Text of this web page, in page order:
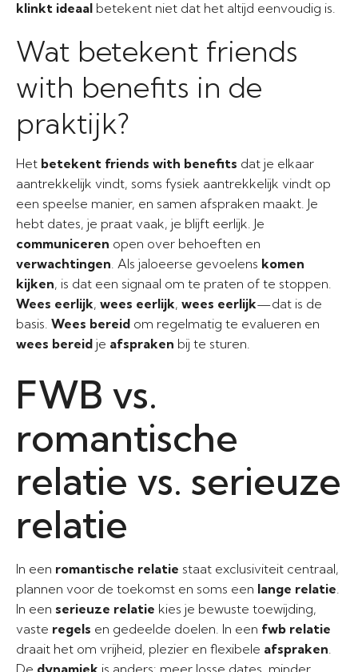
klinkt ideaal betekent niet dat het altijd eenvoudig is.
Wat betekent friends
with benefits in de
praktijk?
Het betekent friends with benefits dat je elkaar
aantrekkelijk vindt, soms fysiek aantrekkelijk vindt op
een speelse manier, en samen afspraken maakt. Je
hebt dates, je praat vaak, je blijft eerlijk. Je
communiceren open over behoeften en
verwachtingen. Als jaloeerse gevoelens komen
kijken, is dat een signaal om te praten of te stoppen.
Wees eerlijk, wees eerlijk, wees eerlijk—dat is de
basis. Wees bereid om regelmatig te evalueren en
wees bereid je afspraken bij te sturen.
FWB vs.
romantische
relatie vs. serieuze
relatie
In een romantische relatie staat exclusiviteit centraal,
plannen voor de toekomst en soms een lange relatie.
In een serieuze relatie kies je bewuste toewijding,
vaste regels en gedeelde doelen. In een fwb relatie
draait het om vrijheid, plezier en flexibele afspraken.
De dynamiek is anders: meer losse dates, minder